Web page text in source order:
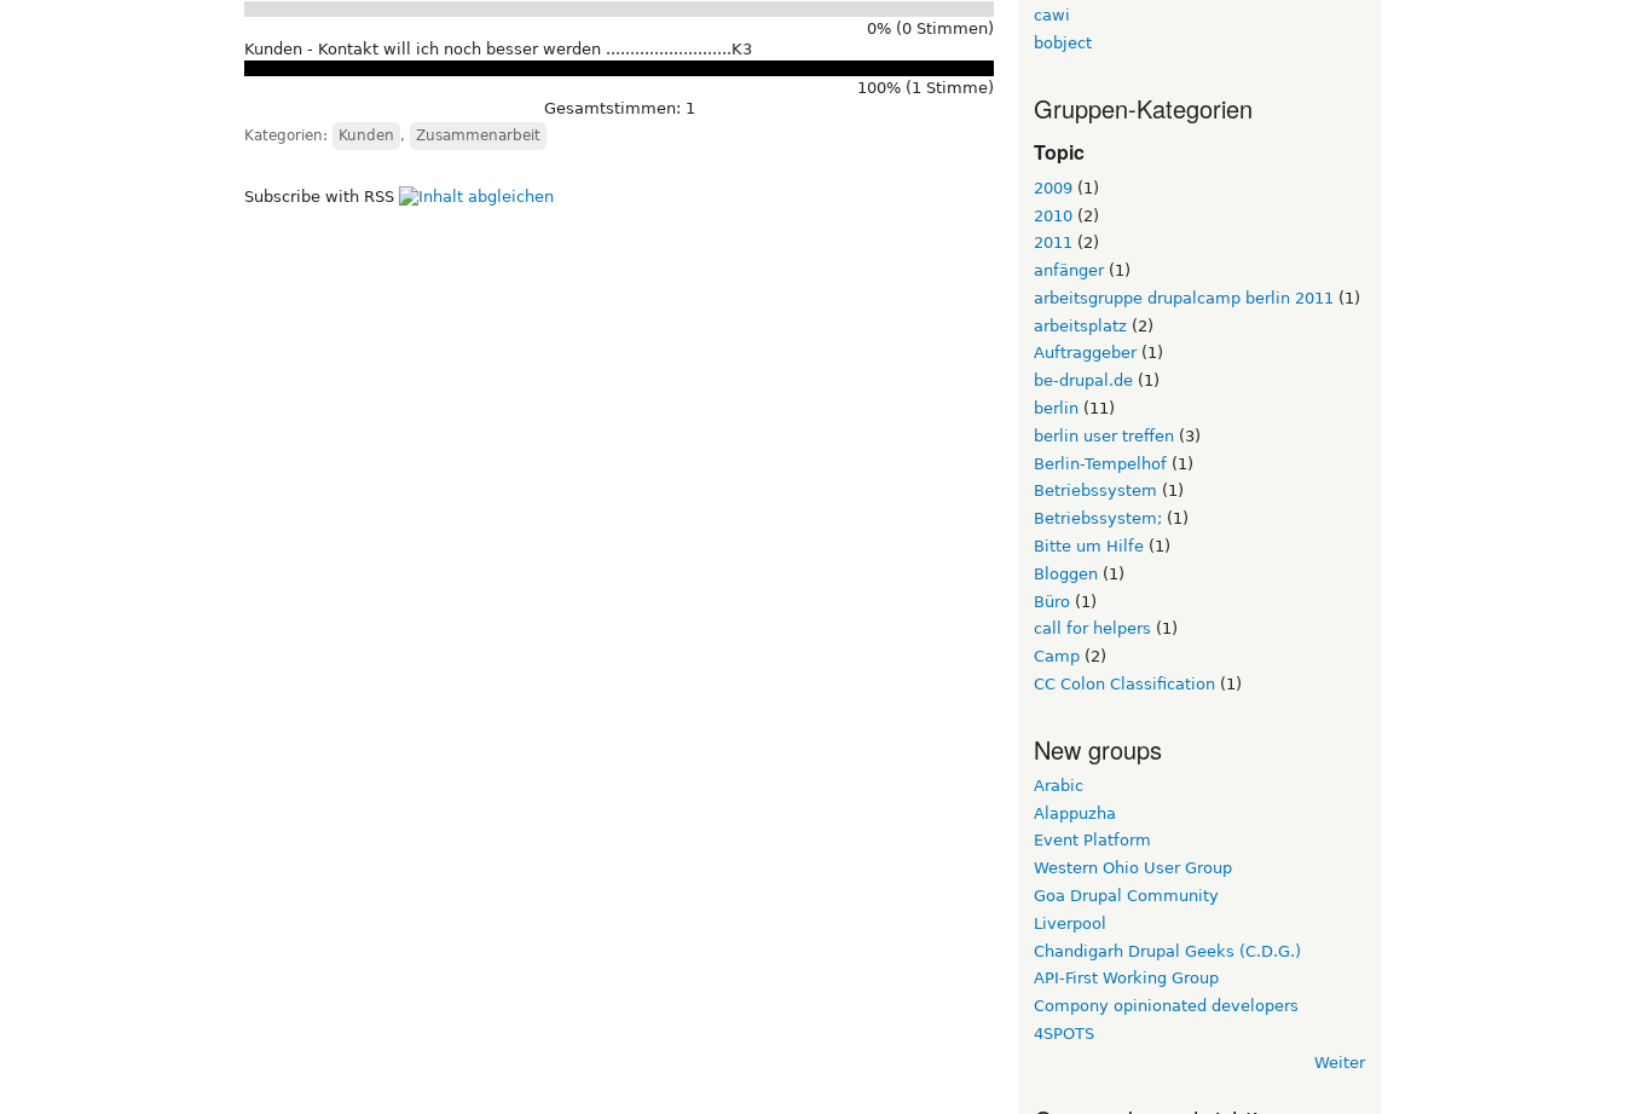
0% (0 Stimmen)
Kunden - Kontakt will ich noch besser werden ..........................K3
100% (1 Stimme)
Gesamtstimmen: 1
Kategorien: Kunden , Zusammenarbeit
Subscribe with RSS
cawi
bobject
Gruppen-Kategorien
Topic
2009 (1)
2010 (2)
2011 (2)
anfänger(1)
arbeitsgruppe drupalcamp berlin 2011 (1)
arbeitsplatz (2)
Auftraggeber(1)
be-drupal.de (1)
berlin (11)
berlin user treffen (3)
Berlin-Tempelhof (1)
Betriebssystem (1)
Betriebssystem; (1)
Bitte um Hilfe (1)
Bloggen (1)
Büro (1)
call for helpers (1)
Camp (2)
CC Colon Classification (1)
New groups
Arabic
Alappuzha
Event Platform
Western Ohio User Group
Goa Drupal Community
Liverpool
Chandigarh Drupal Geeks (C.D.G.)
API-First Working Group
Compony opinionated developers
4SPOTS
Weiter